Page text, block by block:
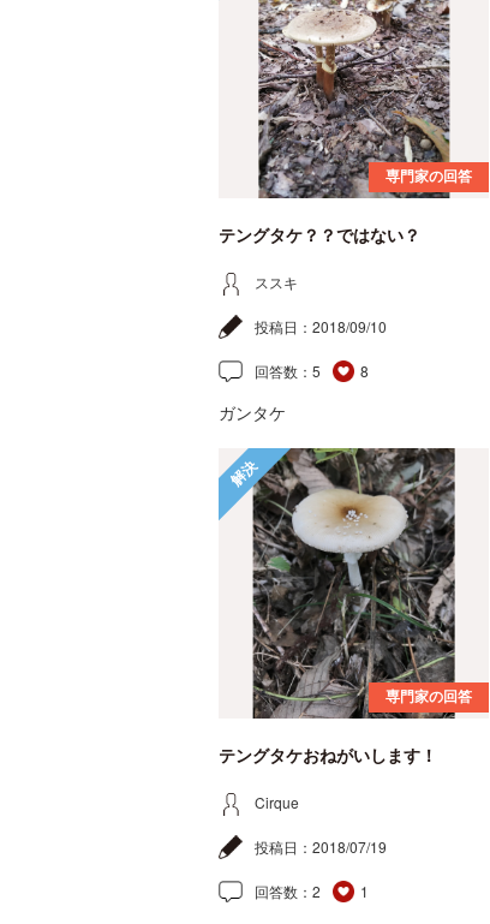
専門家の回答
テングタケ？？ではない？
ススキ
投稿日： 2018/09/10
回答数： 5 8
ガンタケ
解決
専門家の回答
テングタケおねがいします！
Cirque
投稿日： 2018/07/19
回答数： 2 1